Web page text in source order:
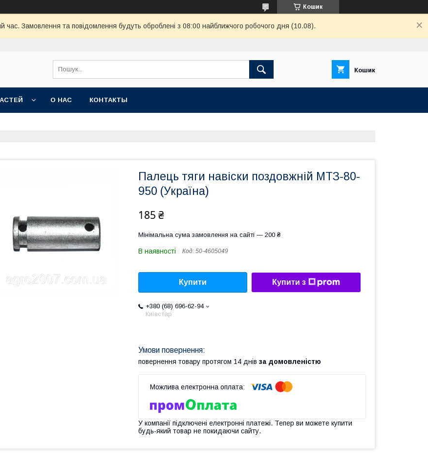
Кошик
час. Замовлення та повідомлення будуть оброблені з 08:00 найближчого робочого дня (10.08).
Кошик
О НАС КОНТАКТЫ
Палець тяги навіски поздовжній МТЗ-80-
950 (Україна)
185 ₴
Мінімальна сума замовлення на сайті — 200 ₴
В наявності Код: 50-4605049
Купити Купити з
+380 (68) 696-62-94
Київстар
повернення товару протягом 14 днів за домовленістю
У компанії підключені електронні платежі. Тепер ви можете купити
будь-який товар не покидаючи сайту.